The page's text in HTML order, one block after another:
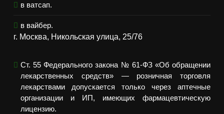
в ватсап.
в вайбер.
г. Москва, Никольская улица, 25/76
Ст. 55 Федерального закона № 61-ФЗ «Об обращении
лекарственных средств» — розничная торговля
лекарствами допускается только через аптечные
организации и ИП, имеющих фармацевтическую
лицензию.